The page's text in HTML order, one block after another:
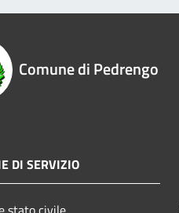
Comune di Pedrengo
DI SERVIZIO